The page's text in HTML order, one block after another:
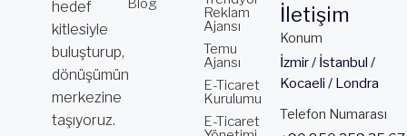
hedef
kitlesiyle
buluşturup,
dönüşümün
merkezine
taşıyoruz.
Reklam
Ajansı
Temu
Ajansı
E-Ticaret
Kurulumu
E-Ticaret
Konum
İzmir / İstanbul /
Kocaeli / Londra
Telefon Numarası
İletişim